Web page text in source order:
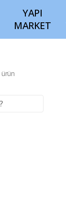
YAPI
MARKET
ürün